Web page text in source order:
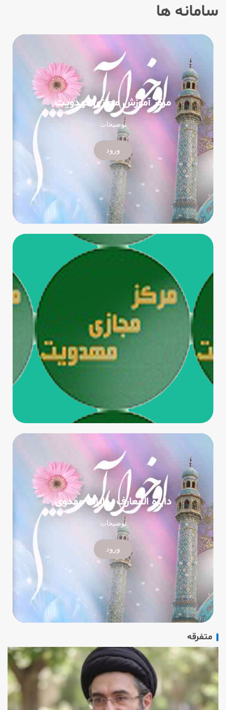
سامانه ها
مرکز آموزش مجازی مهدویت
توضیحات
ورود
ارائه مقالات و محتوای مهدوی
توضیحات
ورود
دایرة المعارف روایات مهدوی
توضیحات
ورود
متفرقه